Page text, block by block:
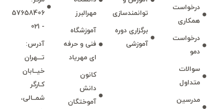
درخواست
همكاری
درخواست
دمو
سوالات
متداول
مدرسين
توانمند‌‌سازی
برگزاری دوره
آموزشی
مهرالبرز
آموزشگاه
فنی و حرفه
ای مهرياد
كانون
دانش
آموختگان
57658406
- 021
آدرس:
تـــهران
خيــابان
كـارگر
شمــالی،